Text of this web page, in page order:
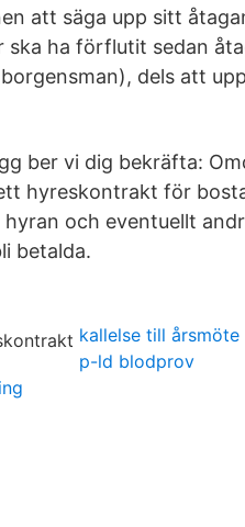
att säga upp sitt
ska ha förflutit sedan
dels att
ber vi dig bekräfta:
hyreskontrakt för
och eventuellt
betalda.
kallelse till
p-ld blodprov